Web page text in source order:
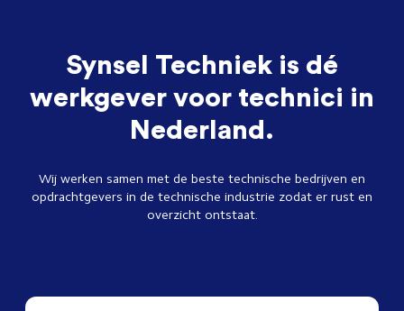
Synsel Techniek is dé
werkgever voor technici in
Nederland.
Wij werken samen met de beste technische bedrijven en
opdrachtgevers in de technische industrie zodat er rust en
overzicht ontstaat.